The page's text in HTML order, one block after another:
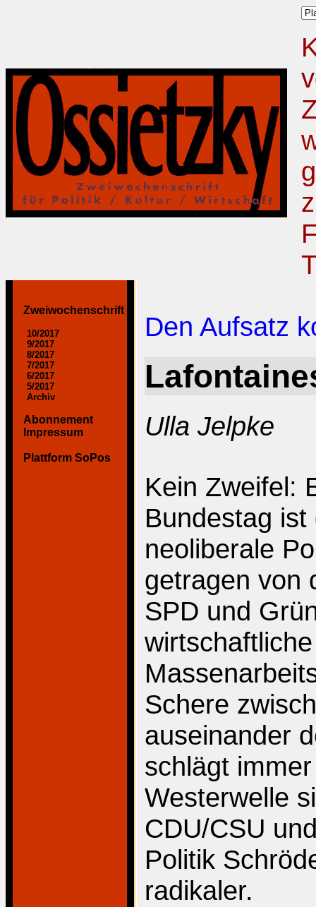
Zweiwochenschrift
10/2017
9/2017
8/2017
7/2017
6/2017
5/2017
Archiv
Abonnement
Impressum
Plattform SoPos
Den Aufsatz
Ulla Jelpke
Kein Zweifel:
Bundestag
neoliberale
getragen von
SPD und
Schere
auseinander
schlägt
Westerwelle
CDU/CSU
Politik
radikaler.